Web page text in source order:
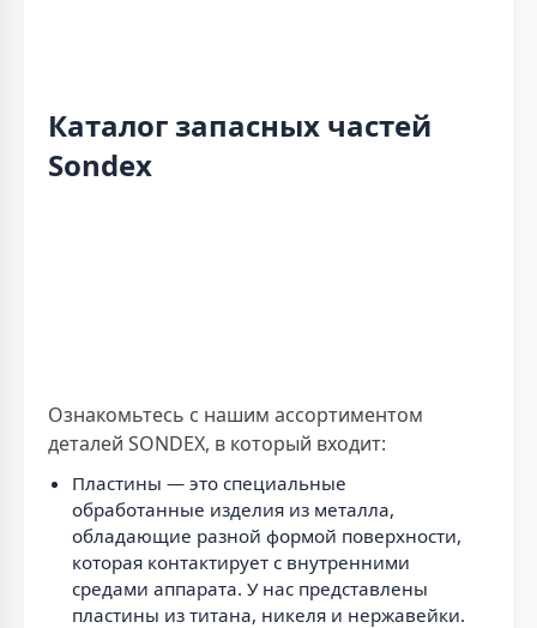
Каталог запасных частей
Sondex
Ознакомьтесь с нашим ассортиментом
деталей SONDEX, в который входит:
Пластины — это специальные
обработанные изделия из металла,
обладающие разной формой поверхности,
которая контактирует с внутренними
средами аппарата. У нас представлены
пластины из титана, никеля и нержавейки.